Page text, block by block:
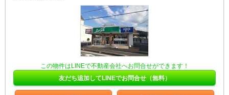
この物件はLINEで不動産会社へお問合せができます！
友だち追加してLINEでお問合せ（無料）